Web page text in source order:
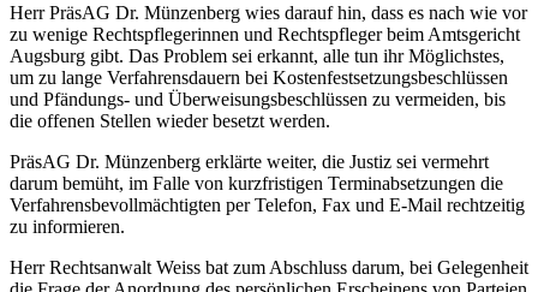
Herr PräsAG Dr. Münzenberg wies darauf hin, dass es nach wie vor
zu wenige Rechtspflegerinnen und Rechtspfleger beim Amtsgericht
Augsburg gibt. Das Problem sei erkannt, alle tun ihr Möglichstes,
um zu lange Verfahrensdauern bei Kostenfestsetzungsbeschlüssen
und Pfändungs- und Überweisungsbeschlüssen zu vermeiden, bis
die offenen Stellen wieder besetzt werden.
PräsAG Dr. Münzenberg erklärte weiter, die Justiz sei vermehrt
darum bemüht, im Falle von kurzfristigen Terminabsetzungen die
Verfahrensbevollmächtigten per Telefon, Fax und E-Mail rechtzeitig
zu informieren.
Herr Rechtsanwalt Weiss bat zum Abschluss darum, bei Gelegenheit